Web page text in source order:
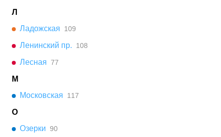
Л
Ладожская
109
Ленинский пр. 108
Лесная 77
М
Московская
117
О
Озерки 90